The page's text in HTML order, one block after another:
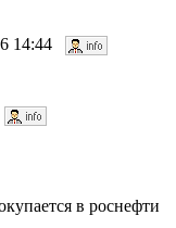
14:44
в роснефти